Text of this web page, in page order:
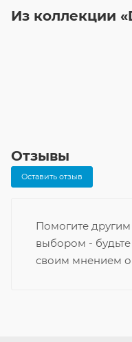
Из коллекции
Отзывы
Оставить отзыв
Помогите
выбором -
своим мнением